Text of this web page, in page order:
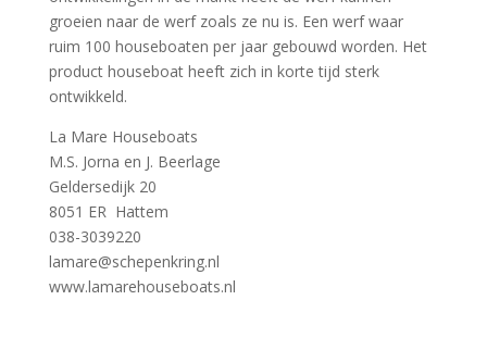
groeien naar de werf zoals ze nu is. Een werf waar
ruim 100 houseboaten per jaar gebouwd worden. Het
product houseboat heeft zich in korte tijd sterk
ontwikkeld.
La Mare Houseboats
M.S. Jorna en J. Beerlage
Geldersedijk 20
8051 ER Hattem
038-3039220
lamare@schepenkring.nl
www.lamarehouseboats.nl